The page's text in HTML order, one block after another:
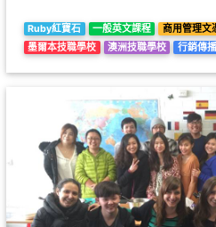
Ruby紅寶石 一般英文課程 商用管理文
墨爾本技職學校
澳洲技職學校 行銷傳